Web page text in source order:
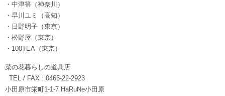
・中津箒（神奈川）
・早川ユミ（高知）
・日野明子（東京）
・松野屋（東京）
・100TEA（東京）
菜の花暮らしの道具店
TEL / FAX : 0465-22-2923
小田原市栄町1-1-7 HaRuNe小田原